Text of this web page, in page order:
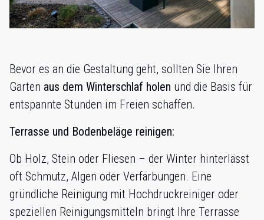
Bevor es an die Gestaltung geht, sollten Sie Ihren
Garten aus dem Winterschlaf holen und die Basis für
entspannte Stunden im Freien schaffen.
Terrasse und Bodenbeläge reinigen:
Ob Holz, Stein oder Fliesen – der Winter hinterlässt
oft Schmutz, Algen oder Verfärbungen. Eine
gründliche Reinigung mit Hochdruckreiniger oder
speziellen Reinigungsmitteln bringt Ihre Terrasse